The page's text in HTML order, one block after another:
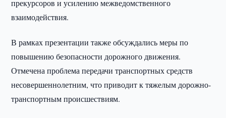
прекурсоров и усилению межведомственного
взаимодействия.
В рамках презентации также обсуждались меры по
повышению безопасности дорожного движения.
Отмечена проблема передачи транспортных средств
несовершеннолетним, что приводит к тяжелым дорожно-
транспортным происшествиям.